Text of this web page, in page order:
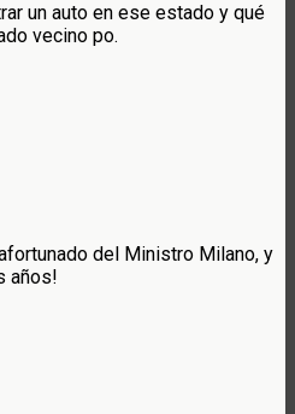
un auto en ese estado y qué
vecino po.
del Ministro Milano, y
años!